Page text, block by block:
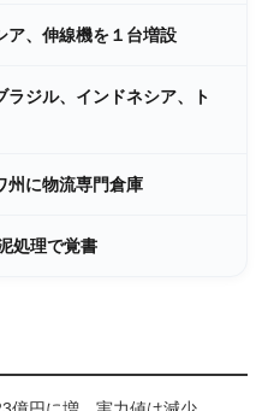
ア、伸線機を１台増設
ジル、インドネシア、ト
州に物流専門倉庫
処理で覚書